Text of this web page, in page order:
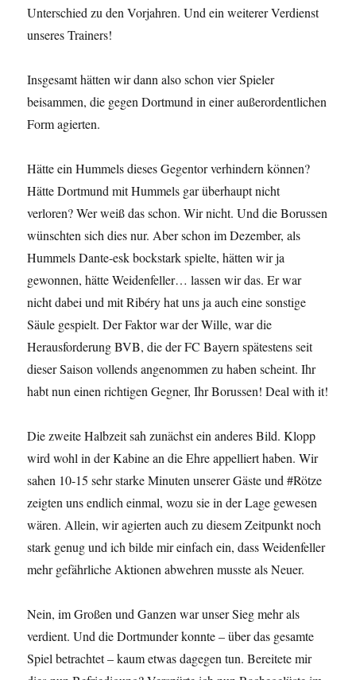
Unterschied zu den Vorjahren. Und ein weiterer Verdienst
unseres Trainers!
Insgesamt hätten wir dann also schon vier Spieler
beisammen, die gegen Dortmund in einer außerordentlichen
Form agierten.
Hätte ein Hummels dieses Gegentor verhindern können?
Hätte Dortmund mit Hummels gar überhaupt nicht
verloren? Wer weiß das schon. Wir nicht. Und die Borussen
wünschten sich dies nur. Aber schon im Dezember, als
Hummels Dante-esk bockstark spielte, hätten wir ja
gewonnen, hätte Weidenfeller… lassen wir das. Er war
nicht dabei und mit Ribéry hat uns ja auch eine sonstige
Säule gespielt. Der Faktor war der Wille, war die
Herausforderung BVB, die der FC Bayern spätestens seit
dieser Saison vollends angenommen zu haben scheint. Ihr
habt nun einen richtigen Gegner, Ihr Borussen! Deal with it!
Die zweite Halbzeit sah zunächst ein anderes Bild. Klopp
wird wohl in der Kabine an die Ehre appelliert haben. Wir
sahen 10-15 sehr starke Minuten unserer Gäste und #Rötze
zeigten uns endlich einmal, wozu sie in der Lage gewesen
wären. Allein, wir agierten auch zu diesem Zeitpunkt noch
stark genug und ich bilde mir einfach ein, dass Weidenfeller
mehr gefährliche Aktionen abwehren musste als Neuer.
Nein, im Großen und Ganzen war unser Sieg mehr als
verdient. Und die Dortmunder konnte – über das gesamte
Spiel betrachtet – kaum etwas dagegen tun. Bereitete mir